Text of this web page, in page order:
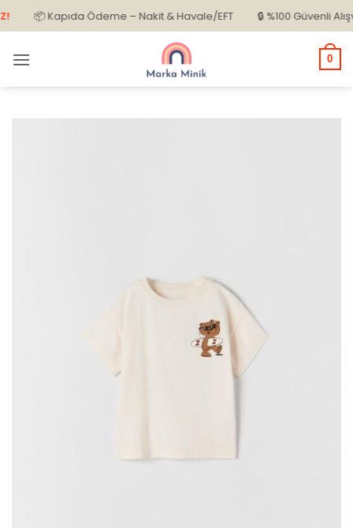
İçeriğe
atla
📦 Kapıda Ödeme – Nakit & Havale/EFT 🔒 %100 Güvenli Alışveriş
0